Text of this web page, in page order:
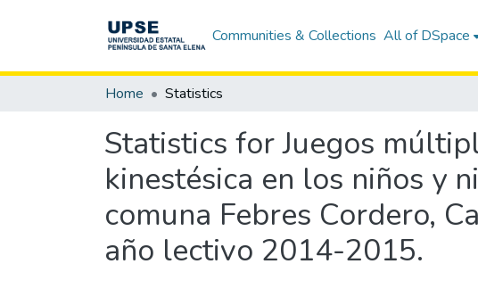
Communities & Collections All of DSpace
Home Statistics
Statistics for Juegos
kinestésica en los niños y
comuna Febres Cordero,
año lectivo 2014-2015.